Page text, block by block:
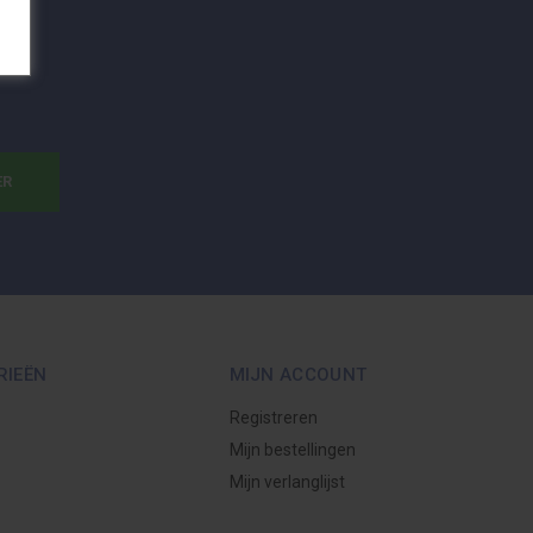
MIJN ACCOUNT
Registreren
Mijn bestellingen
Mijn verlanglijst